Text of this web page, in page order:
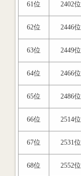
61位 2402位
62位 2446位
63位 2449位
64位 2466位
65位 2486位
66位 2514位
67位 2531位
68位 2552位